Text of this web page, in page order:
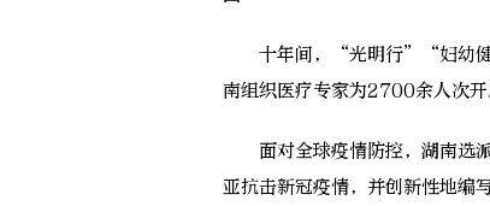
十年间，“光明行”“妇幼健
南组织医疗专家为2700余人次
面对全球疫情防控，湖南选派
亚抗击新冠疫情，并创新性地编